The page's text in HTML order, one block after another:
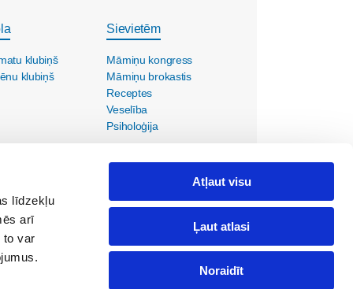
līdzekļu
arī
to var
Atļaut visu
Ļaut atlasi
Noraidīt
klubiņš
klubiņš
Sievietēm
Māmiņu kongress
Māmiņu brokastis
Receptes
Veselība
Psiholoģija